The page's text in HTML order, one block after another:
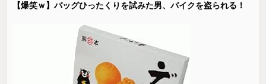
【爆笑ｗ】バッグひったくりを試みた男、バイクを盗られる！